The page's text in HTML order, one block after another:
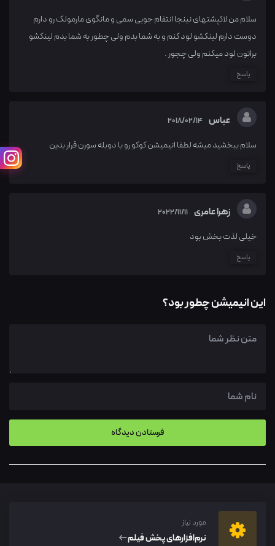
سلام من لاکپشتهای نینجا انتقام جویی سمی و مانگوی مارمولک رو دارم
دوست دارم لینکشو لود کنم و به شما بدم ولی چطور به شما بدم لینکشو
براتون لود میکنم ولی چجور .
پاسخ
عباس 2018/02/14
سلام ببخشید میشه لطفا انیمیشن کوکو رو با دوبله سورن قرار بدین
پاسخ
زهرا عامری 2022/11/11
خیلی لذت بخش بود
پاسخ
این انیمیشن چطور بود؟
مورد نیاز
نرم‌افزار‌های پخش فیلم